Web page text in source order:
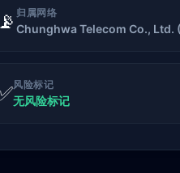
📡 归属网络
Chunghwa Telecom Co., Ltd.
风险标记
无风险标记